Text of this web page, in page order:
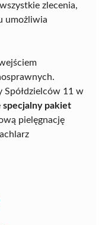
zlecenia,
umożliwia
Spółdzielców 11 w
specjalny pakiet
pielęgnację